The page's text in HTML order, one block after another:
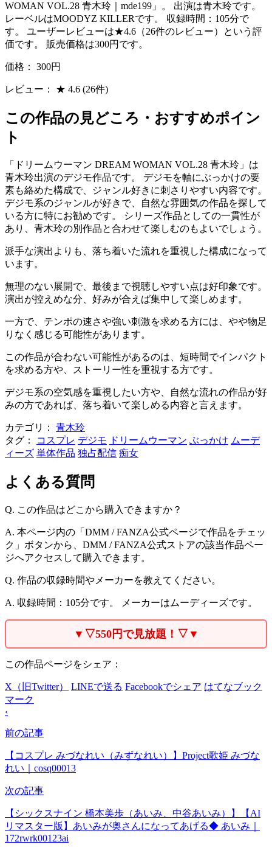
WOMAN VOL.28 青木玲｜mde199」。 出演は青木玲です。
レーベルはMOODYZ KILLERです。 収録時間：105分で
す。 ユーザーレビューは★4.6（26件のレビュー）という評
価です。 販売価格は300円です。
価格： 300円
レビュー： ★ 4.6 (26件)
この作品の見どころ・おすすめポイン
ト
「ドリームウーマン DREAM WOMAN VOL.28 青木玲」は
青木玲出演のデジモ作品です。 デジモを軸にぶっかけの要
素も絡めた構成で、ジャンル好きに刺さりやすい内容です。
デジモ系のジャンルが好きで、自然な雰囲気の作品を探して
いる方に特にお勧めです。 シリーズ作品としての一貫性が
あり、青木玲の別作品と合わせて楽しむのもよいでしょう。
派手な演出よりも、落ち着いた流れを重視した構成になって
います。
無理のない展開で、最後まで視聴しやすい点は好印象です。
演出が控えめな分、好みが合えば集中して楽しめます。
一方で、テンポの速さや強い刺激を求める方には、やや物足
りなく感じる可能性があります。
この作品が合わない可能性があるのは、短時間でインパクト
を求める方や、ストーリー性を重視する方です。
デジモ系の空気感を重視したい方や、自然な流れの作品が好
みの方であれば、落ち着いて楽しめる内容と言えます。
カテゴリ：
青木玲
タグ：
コスプレ デジモ ドリームウーマン ぶっかけ ムーデ
ィーズ 単体作品 独占配信 痴女
よくある質問
Q. この作品はどこから購入できますか？
A. 本ページ内の「DMM / FANZA公式ページで作品をチェッ
ク」ボタンから、DMM / FANZA公式ストアの該当作品ペー
ジへアクセスして購入できます。
Q. 作品の収録時間やメーカーを教えてください。
A. 収録時間：105分です。 メーカーはムーディーズです。
▼▽550円で見放題！▽▼
この作品ページをシェア：
X（旧Twitter） LINEで送る Facebookでシェア はてなブック
マーク
‹
前の記事
【コスプレ みづなれい（みずなれい）】Project歌姫 みづな
れい｜cosq00013
次の記事
【シックスナイン 橋本美歩（あいみ、中谷あいみ）】【AI
リマスター版】あいみが奥さんになってあげる◆ あいみ｜
172rwrk00123ai